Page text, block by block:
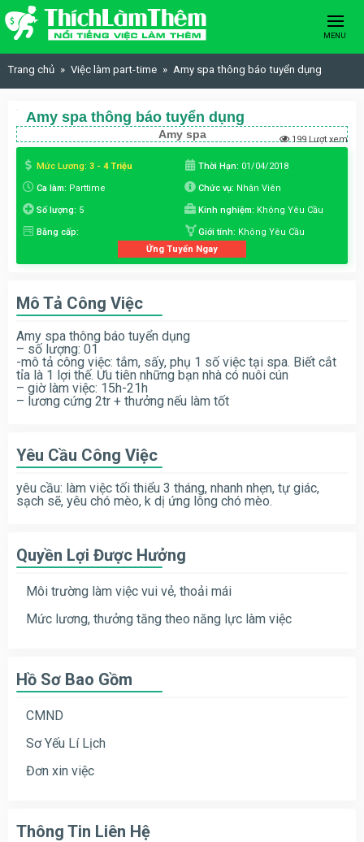
Skip to content
MENU
Trang chủ Việc làm part-time Amy spa thông báo tuyển dụng
Amy spa thông báo tuyển dụng
Amy spa 199 Lượt xem
Mức Lương: 3 - 4 Triệu Thời Hạn: 01/04/2018
Ca làm: Parttime Chức vụ: Nhân Viên
Số lượng: 5 Kinh nghiệm: Không Yêu Cầu
Bằng cấp: Giới tính: Không Yêu Cầu
Ứng Tuyển Ngay
Mô Tả Công Việc
Amy spa thông báo tuyển dụng
– số lượng: 01
-mô tả công việc: tắm, sấy, phụ 1 số việc tại spa. Biết cắt
tỉa là 1 lợi thế. Ưu tiên những bạn nhà có nuôi cún
– giờ làm việc: 15h-21h
– lương cứng 2tr + thưởng nếu làm tốt
Yêu Cầu Công Việc
yêu cầu: làm việc tối thiểu 3 tháng, nhanh nhẹn, tự giác,
sạch sẽ, yêu chó mèo, k dị ứng lông chó mèo.
Quyền Lợi Được Hưởng
Môi trường làm việc vui vẻ, thoải mái
Mức lương, thưởng tăng theo năng lực làm việc
Hồ Sơ Bao Gồm
CMND
Sơ Yếu Lí Lịch
Đơn xin việc
Thông Tin Liên Hệ